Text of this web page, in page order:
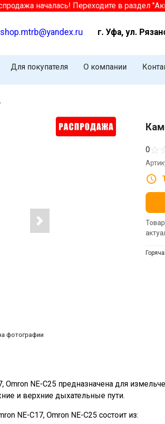
началась! Переходите в раздел
shop.mtrb@yandex.ru г. Уфа, ул.
Для покупателя О компании
фотографии
0☆
NE-C25 предназначена для
и верхние дыхательные пути.
NE-C17, Omron NE-C25 состоит из: